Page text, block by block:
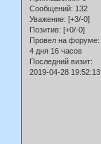
Сообщений: 132
Уважение: [+3/-0]
Позитив: [+0/-0]
Провел на форуме:
4 дня 16 часов
Последний визит:
2019-04-28 19:52:13